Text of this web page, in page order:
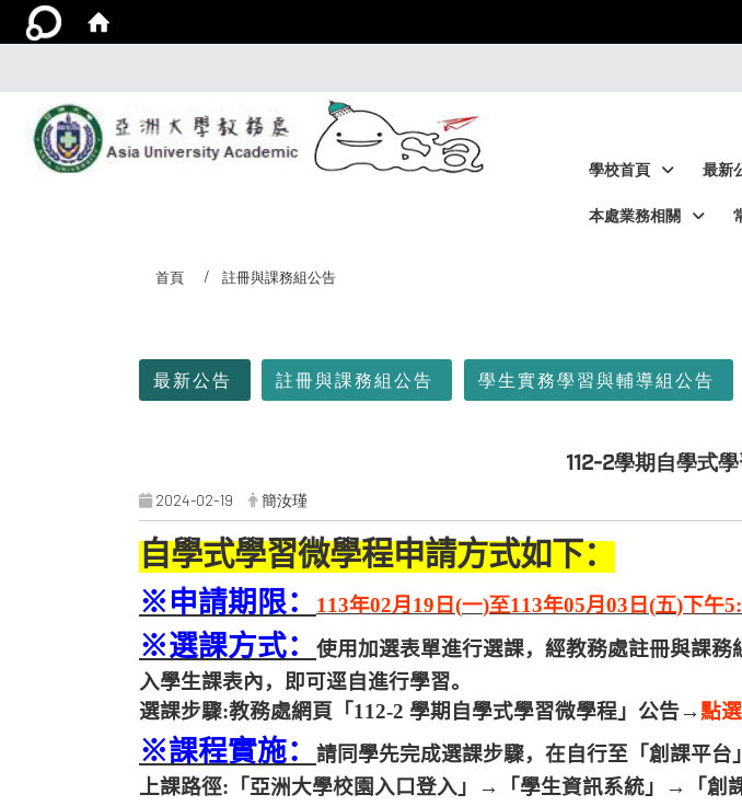
學校首頁 最新
本處業務相關
首頁 註冊與課務組公告
最新公告 註冊與課務組公告 學生實務學習與輔導組公告
112-2學期自學式
2024-02-19 簡汝瑾
自學式學習微學程申請方式如下：
※ 申請期限： 113年02月 19 日 (一)至113年05月 03 日 (五)下午
※選課方式：
使用加選表單進行選課，經教務處註冊與課
入學生課表內，即可逕自進行學習。
選課步驟:教務處網頁「 112-2 學期自學式學習微學程」公告→ 點
※課程實施：
請同學先完成選課步驟，在自行至「創課平台
上課路徑: 「亞洲大學校園入口登入」→「學生資訊系統」→「創